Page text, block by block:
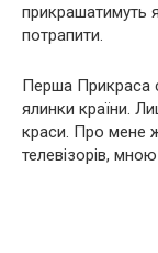
прикрашатимуть
потрапити.
Перша Прикраса
ялинки країни.
краси. Про мене
телевізорів,